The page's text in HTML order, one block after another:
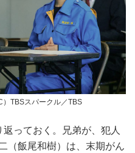
）TBSスパークル／TBS
っておく。兄弟が、犯人
（飯尾和樹）は、末期がん